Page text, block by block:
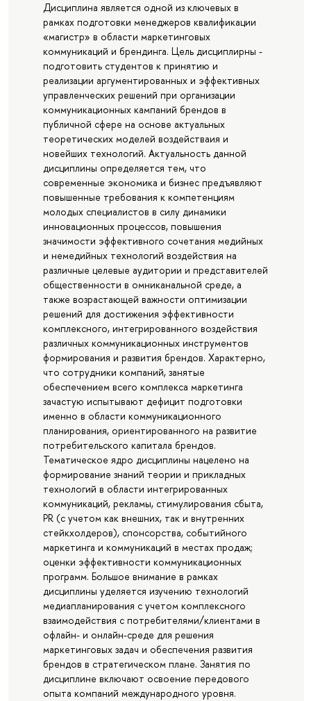
Дисциплина является одной из ключевых в
рамках подготовки менеджеров квалификации
«магистр» в области маркетинговых
коммуникаций и брендинга. Цель дисциплирны -
подготовить студентов к принятию и
реализации аргументированных и эффективных
управленческих решений при организации
коммуникационных кампаний брендов в
публичной сфере на основе актуальных
теоретических моделей воздействаия и
новейших технологий. Актуальность данной
дисциплины определяется тем, что
современные экономика и бизнес предъявляют
повышенные требования к компетенциям
молодых специалистов в силу динамики
инновационных процессов, повышения
значимости эффективного сочетания медийных
и немедийных технологий воздействия на
различные целевые аудитории и представителей
общественности в омниканальной среде, а
также возрастающей важности оптимизации
решений для достижения эффективности
комплексного, интегрированного воздействия
различных коммуникационных инструментов
формирования и развития брендов. Характерно,
что сотрудники компаний, занятые
обеспечением всего комплекса маркетинга
зачастую испытывают дефицит подготовки
именно в области коммуникационного
планирования, ориентированного на развитие
потребительского капитала брендов.
Тематическое ядро дисциплины нацелено на
формирование знаний теории и прикладных
технологий в области интегрированных
коммуникаций, рекламы, стимулирования сбыта,
PR (с учетом как внешних, так и внутренних
стейкхолдеров), спонсорства, событийного
маркетинга и коммуникаций в местах продаж;
оценки эффективности коммуникационных
программ. Большое внимание в рамках
дисциплины уделяется изучению технологий
медиапланирования с учетом комплексного
взаимодействия с потребителями/клиентами в
офлайн- и онлайн-среде для решения
маркетинговых задач и обеспечения развития
брендов в стратегическом плане. Занятия по
дисциплине включают освоение передового
опыта компаний международного уровня.